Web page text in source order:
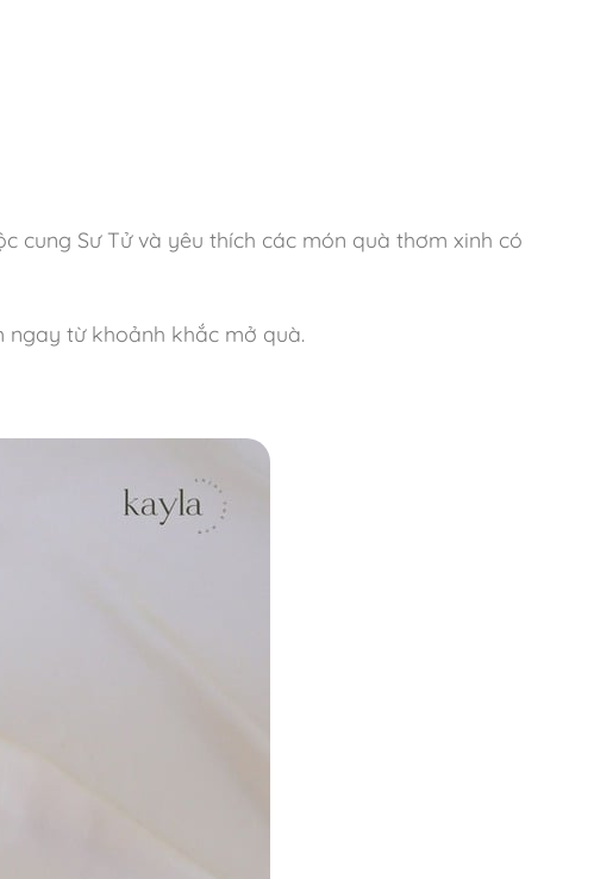
cung Sư Tử và yêu thích các món quà thơm xinh có
ngay từ khoảnh khắc mở quà.